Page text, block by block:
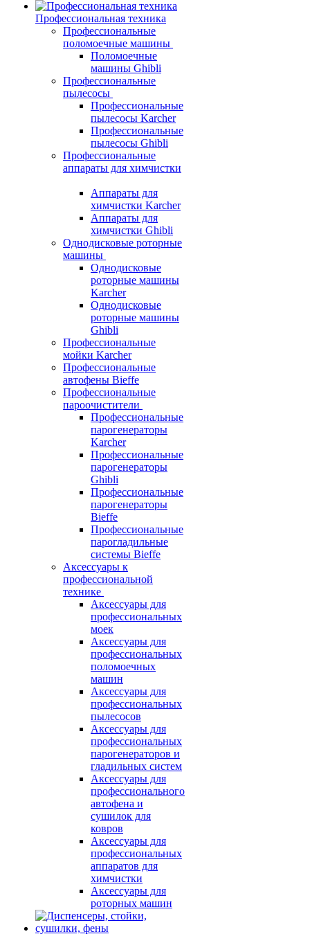
Профессиональная техника
Профессиональные
поломоечные машины
Поломоечные
машины Ghibli
Профессиональные
пылесосы
Профессиональные
пылесосы Karcher
Профессиональные
пылесосы Ghibli
Профессиональные
аппараты для химчистки
Аппараты для
химчистки Karcher
Аппараты для
химчистки Ghibli
Однодисковые роторные
машины
Однодисковые
роторные машины
Karcher
Однодисковые
роторные машины
Ghibli
Профессиональные
мойки Karcher
Профессиональные
автофены Bieffe
Профессиональные
пароочистители
Профессиональные
парогенераторы
Karcher
Профессиональные
парогенераторы
Ghibli
Профессиональные
парогенераторы
Bieffe
Профессиональные
парогладильные
системы Bieffe
Аксессуары к
профессиональной
технике
Аксессуары для
профессиональных
моек
Аксессуары для
профессиональных
поломоечных
машин
Аксессуары для
профессиональных
пылесосов
Аксессуары для
профессиональных
парогенераторов и
гладильных систем
Аксессуары для
профессионального
автофена и
сушилок для
ковров
Аксессуары для
профессиональных
аппаратов для
химчистки
Аксессуары для
роторных машин